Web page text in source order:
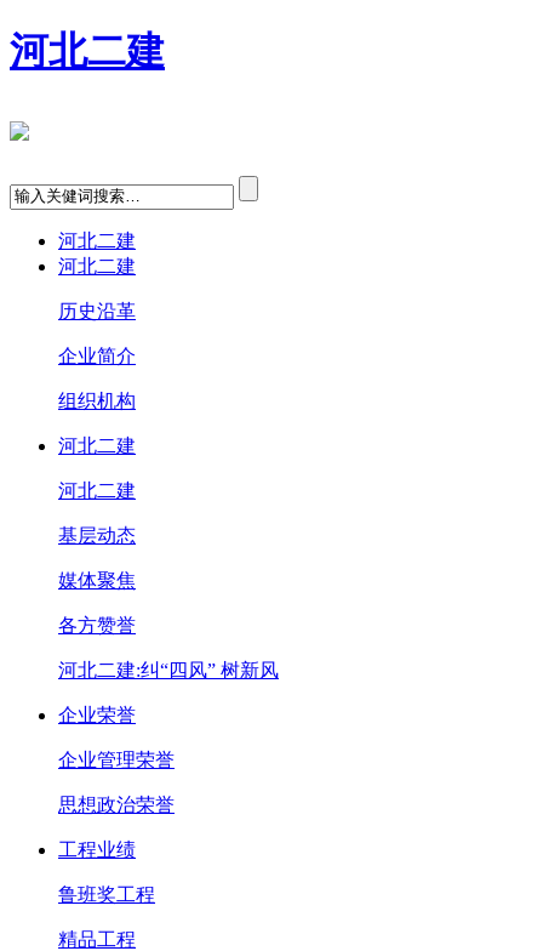
河北二建
河北二建
河北二建
历史沿革
企业简介
组织机构
河北二建
河北二建
基层动态
媒体聚焦
各方赞誉
河北二建:纠“四风” 树新风
企业荣誉
企业管理荣誉
思想政治荣誉
工程业绩
鲁班奖工程
精品工程